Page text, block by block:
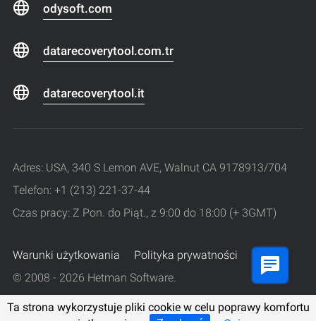
Ta strona wykorzystuje pliki cookie w celu poprawy komfortu
odysoft.com
datarecoverytool.com.tr
datarecoverytool.it
Adres: USA, 340 S Lemon AVE, Walnut CA 9178913/704
Telefon: +1 (213) 221-37-44
Czas pracy: Z Pon. do Piąt., z 9:00 do 18:00 (+ 3GMT)
Warunki użytkowania
Polityka prywatności
© 2008 - 2026 Hetman Software.
Wszelkie prawa zastrzeżone.